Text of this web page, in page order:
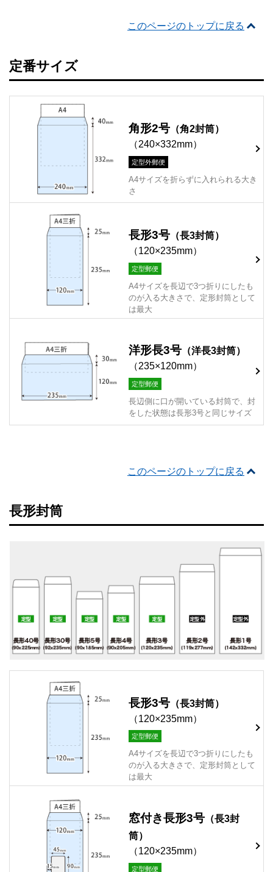
このページのトップに戻る
定番サイズ
角形2号 （角2封筒）
（240×332mm）
定型外郵便
A4サイズを折らずに入れられる大き
さ
長形3号 （長3封筒）
（120×235mm）
定型郵便
A4サイズを長辺で3つ折りにしたも
のが入る大きさで、定形封筒として
は最大
洋形長3号 （洋長3封筒）
（235×120mm）
定型郵便
長辺側に口が開いている封筒で、封
をした状態は長形3号と同じサイズ
このページのトップに戻る
長形封筒
長形3号 （長3封筒）
（120×235mm）
定型郵便
A4サイズを長辺で3つ折りにしたも
のが入る大きさで、定形封筒として
は最大
窓付き長形3号 （長3封
筒）
（120×235mm）
定型郵便